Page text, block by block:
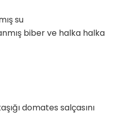
su
biber ve halka halka
domates salçasını